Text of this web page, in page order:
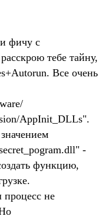
фичу с
тебе тайну,
Все очень
AppInit_DLLs".
-
функцию,
процесс не